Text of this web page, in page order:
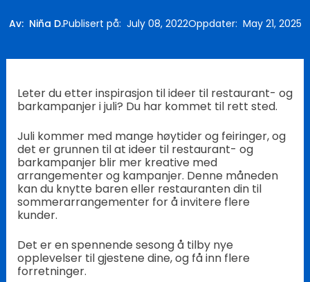
Av: Niña D.Publisert på: July 08, 2022Oppdater: May 21, 2025
Leter du etter inspirasjon til ideer til restaurant- og
barkampanjer i juli? Du har kommet til rett sted.
Juli kommer med mange høytider og feiringer, og
det er grunnen til at ideer til restaurant- og
barkampanjer blir mer kreative med
arrangementer og kampanjer. Denne måneden
kan du knytte baren eller restauranten din til
sommerarrangementer for å invitere flere
kunder.
Det er en spennende sesong å tilby nye
opplevelser til gjestene dine, og få inn flere
forretninger.